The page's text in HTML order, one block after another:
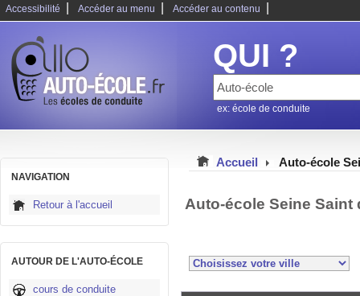
Accessibilité Accéder au menu Accéder au contenu
QUI ?
ex: école de conduite
NAVIGATION
Retour à l'accueil
AUTOUR DE L'AUTO-ÉCOLE
cours de conduite
Accueil Auto-école
Auto-école Seine Saint